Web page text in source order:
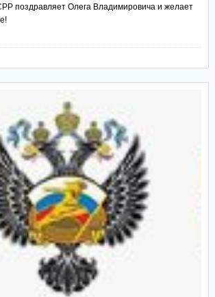
поздравляет Олега Владимировича и желает